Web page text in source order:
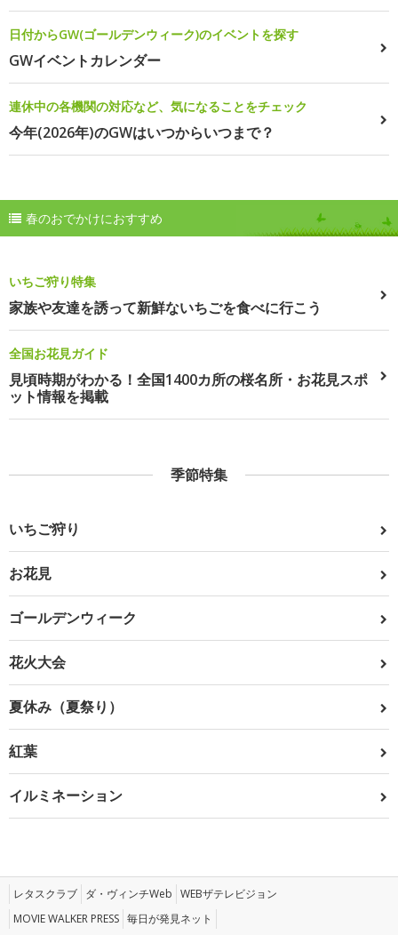
日付からGW(ゴールデンウィーク)のイベントを探す
GWイベントカレンダー
連休中の各機関の対応など、気になることをチェック
今年(2026年)のGWはいつからいつまで？
春のおでかけにおすすめ
いちご狩り特集
家族や友達を誘って新鮮ないちごを食べに行こう
全国お花見ガイド
見頃時期がわかる！全国1400カ所の桜名所・お花見スポ
ット情報を掲載
季節特集
いちご狩り
お花見
ゴールデンウィーク
花火大会
夏休み（夏祭り）
紅葉
イルミネーション
レタスクラブ ダ・ヴィンチWeb WEBザテレビジョン
MOVIE WALKER PRESS 毎日が発見ネット